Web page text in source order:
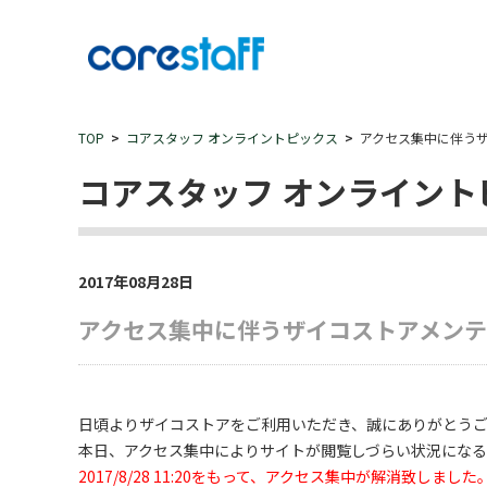
TOP コアスタッフ オンライントピックス アクセス集中に伴う
コアスタッフ オンライン
2017年08月28日
アクセス集中に伴うザイコストアメン
日頃よりザイコストアをご利用いただき、誠にありがとう
本日、アクセス集中によりサイトが閲覧しづらい状況にな
2017/8/28 11:20をもって、アクセス集中が解消致しました